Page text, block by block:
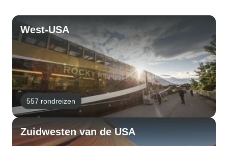
West-USA
557 rondreizen
Zuidwesten van de USA